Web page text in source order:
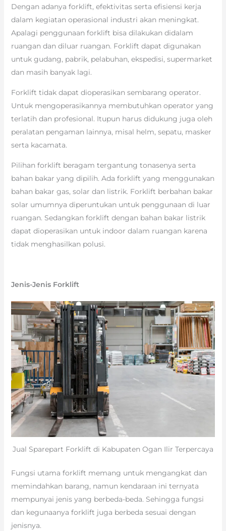
Dengan adanya forklift, efektivitas serta efisiensi kerja
dalam kegiatan operasional industri akan meningkat.
Apalagi penggunaan forklift bisa dilakukan didalam
ruangan dan diluar ruangan. Forklift dapat digunakan
untuk gudang, pabrik, pelabuhan, ekspedisi, supermarket
dan masih banyak lagi.
Forklift tidak dapat dioperasikan sembarang operator.
Untuk mengoperasikannya membutuhkan operator yang
terlatih dan profesional. Itupun harus didukung juga oleh
peralatan pengaman lainnya, misal helm, sepatu, masker
serta kacamata.
Pilihan forklift beragam tergantung tonasenya serta
bahan bakar yang dipilih. Ada forklift yang menggunakan
bahan bakar gas, solar dan listrik. Forklift berbahan bakar
solar umumnya diperuntukan untuk penggunaan di luar
ruangan. Sedangkan forklift dengan bahan bakar listrik
dapat dioperasikan untuk indoor dalam ruangan karena
tidak menghasilkan polusi.
Jenis-Jenis Forklift
Jual Sparepart Forklift di Kabupaten Ogan Ilir Terpercaya
Fungsi utama forklift memang untuk mengangkat dan
memindahkan barang, namun kendaraan ini ternyata
mempunyai jenis yang berbeda-beda. Sehingga fungsi
dan kegunaanya forklift juga berbeda sesuai dengan
jenisnya.